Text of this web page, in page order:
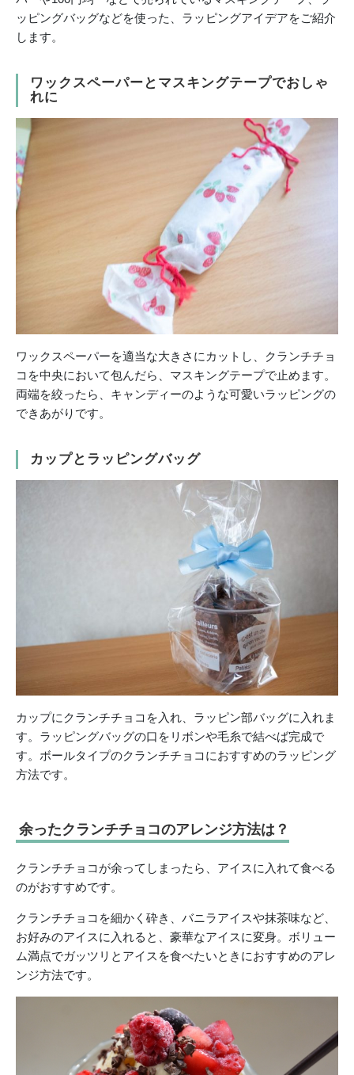
ッピングバッグなどを使った、ラッピングアイデアをご紹介
します。
ワックスペーパーとマスキングテープでおしゃ
れに
ワックスペーパーを適当な大きさにカットし、クランチチョ
コを中央において包んだら、マスキングテープで止めます。
両端を絞ったら、キャンディーのような可愛いラッピングの
できあがりです。
カップとラッピングバッグ
カップにクランチチョコを入れ、ラッピン部バッグに入れま
す。ラッピングバッグの口をリボンや毛糸で結べば完成で
す。ボールタイプのクランチチョコにおすすめのラッピング
方法です。
余ったクランチチョコのアレンジ方法は？
クランチチョコが余ってしまったら、アイスに入れて食べる
のがおすすめです。
クランチチョコを細かく砕き、バニラアイスや抹茶味など、
お好みのアイスに入れると、豪華なアイスに変身。ボリュー
ム満点でガッツリとアイスを食べたいときにおすすめのアレ
ンジ方法です。